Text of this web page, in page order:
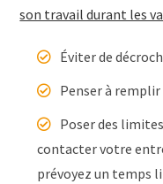
son travail durant les
Éviter de
Penser à remplir
Poser des
contacter votre
prévoyez un temps